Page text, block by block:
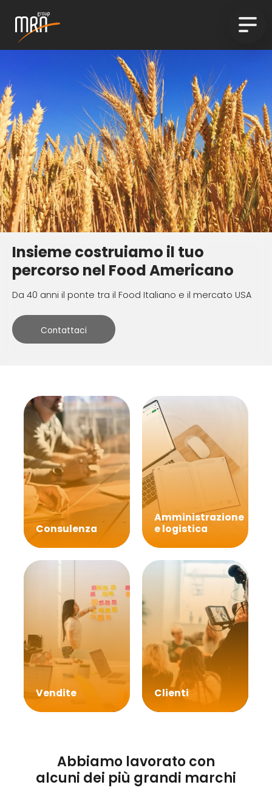
Insieme costruiamo il tuo
percorso nel Food Americano
Da 40 anni il ponte tra il Food Italiano e il mercato USA
Contattaci
Consulenza
Amministrazione
e logistica
Vendite Clienti
Abbiamo lavorato con
alcuni dei più grandi marchi